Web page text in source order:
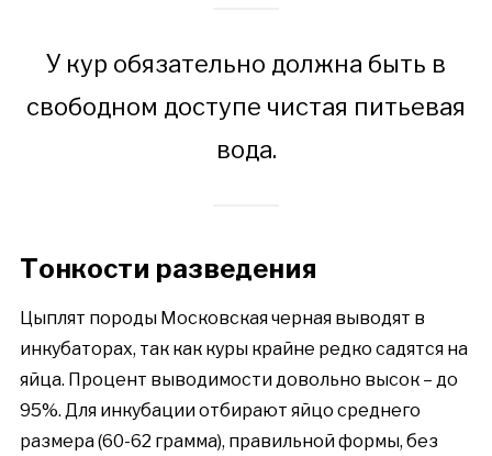
У кур обязательно должна быть в
свободном доступе чистая питьевая
вода.
Тонкости разведения
Цыплят породы Московская черная выводят в
инкубаторах, так как куры крайне редко садятся на
яйца. Процент выводимости довольно высок – до
95%. Для инкубации отбирают яйцо среднего
размера (60-62 грамма), правильной формы, без